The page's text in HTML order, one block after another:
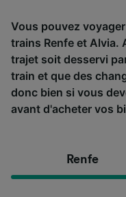
Vous pouvez
trains Renfe et Alvia.
trajet soit desservi
train et que des
donc bien si vous
avant d'acheter vos
Renfe